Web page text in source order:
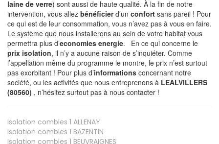
laine de verre) sont aussi de haute qualité. À la fin de notre
intervention, vous allez bénéficierd’un confort sans pareil ! Pour
ce qui est de leur consommation, vous n’avez pas à vous en faire.
Le système que nous installerons au sein de votre habitat vous
permettra plus d’economies energie. En ce qui concerne le
prix isolation, il n’y a aucune raison de s’inquiéter. Comme
l’appellation même du programme le montre, le prix n’est surtout
pas exorbitant ! Pour plus d’informations concernant notre
société, ou les activités que nous entreprenons à LEALVILLERS
(80560) , n’hésitez surtout pas à nous contacter !
Isolation combles 1 ALLENAY
Isolation combles 1 BAZENTIN
Isolation combles 1 BEUVRAIGNES